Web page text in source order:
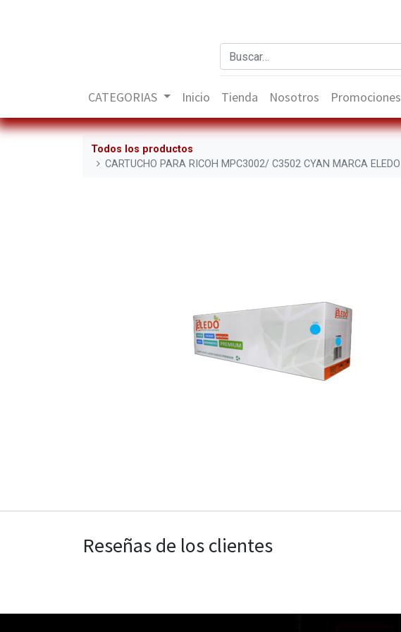
CATEGORIAS Inicio Tienda Nosotros Promociones
Todos los productos
CARTUCHO PARA RICOH MPC3002/ C3502 CYAN MARCA ELEDO
Reseñas de los clientes